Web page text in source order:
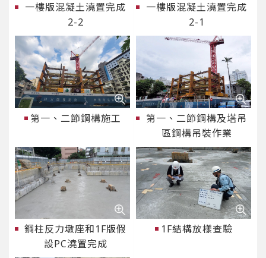
一樓版混凝土澆置完成
2-2
一樓版混凝土澆置完成
2-1
第一、二節鋼構施工
第一、二節鋼構及塔吊
區鋼構吊裝作業
鋼柱反力墩座和1F版假
設PC澆置完成
1F結構放樣查驗